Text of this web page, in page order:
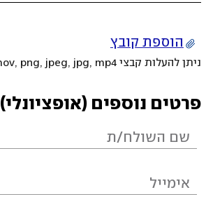
הוספת קובץ
ניתן להעלות קבצי mov, png, jpeg, jpg, mp4 עד 200MB
פרטים נוספים (אופציונלי)